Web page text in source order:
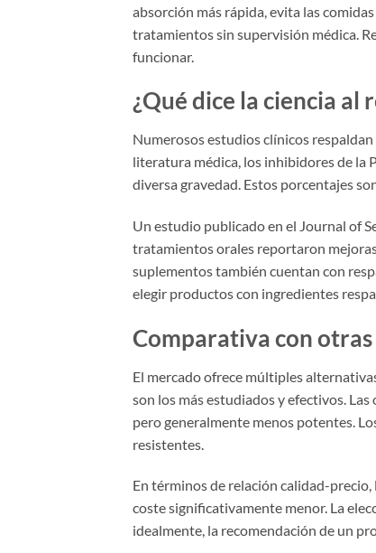
absorción más rápida, evita las
tratamientos sin supervisión médica.
funcionar.
¿Qué dice la ciencia al
Numerosos estudios clínicos
literatura médica, los inhibidores de la
diversa gravedad. Estos porcentajes
Un estudio publicado en el Journal of
tratamientos orales reportaron
suplementos también cuentan con
elegir productos con ingredientes
Comparativa con
El mercado ofrece múltiples
son los más estudiados y efectivos.
pero generalmente menos potentes.
resistentes.
En términos de relación calidad-
coste significativamente menor. La
idealmente, la recomendación de un